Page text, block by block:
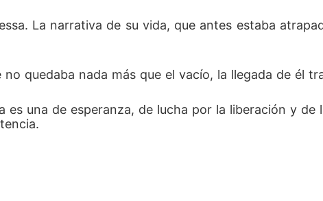
La narrativa de su vida, que antes estaba
quedaba nada más que el vacío, la llegada de él
es una de esperanza, de lucha por la liberación y